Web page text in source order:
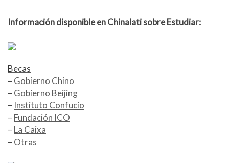
Información disponible en Chinalati sobre Estudiar:
Becas
– Gobierno Chino
– Gobierno Beijing
– Instituto Confucio
– Fundación ICO
– La Caixa
– Otras